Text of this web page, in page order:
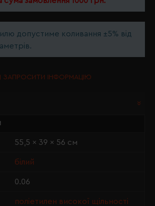
допустиме коливання ±5% від
ЗАПРОСИТИ ІНФОРМАЦІЮ
55,5 x 39 x 56 см
білий
0.06
поліетилен високої щільності